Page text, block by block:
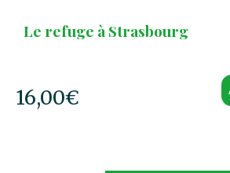
Le refuge à Strasbourg
16,00€